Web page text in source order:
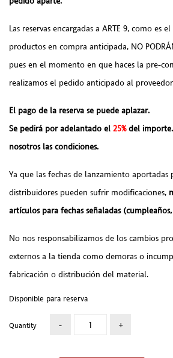
Las reservas encargadas a ARTE 9, como es
productos en compra anticipada, NO
pues en el momento en que haces la pre-
realizamos el pedido anticipado al
El pago de la reserva se puede aplazar.
Se pedirá por adelantado el 25%del
nosotros las condiciones.
Ya que las fechas de lanzamiento aportadas
distribuidores pueden sufrir modificaciones,
artículos para fechas señaladas
No nos responsabilizamos de los cambios
externos a la tienda como demoras o
fabricación o distribución del material.
Disponible para reserva
Quantity